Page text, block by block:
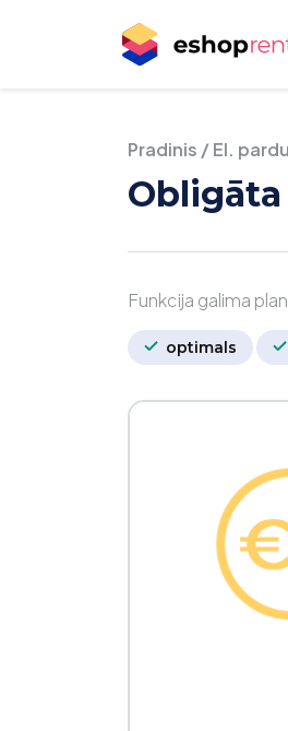
Pradinis /El.
Funkcija galima
optimals